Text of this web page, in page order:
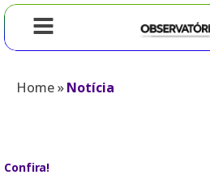
Home»Notícia
Confira!